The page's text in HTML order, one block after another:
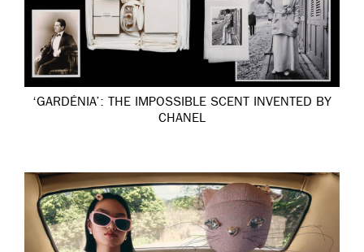
‘GARDÉNIA’: THE IMPOSSIBLE SCENT INVENTED BY
CHANEL